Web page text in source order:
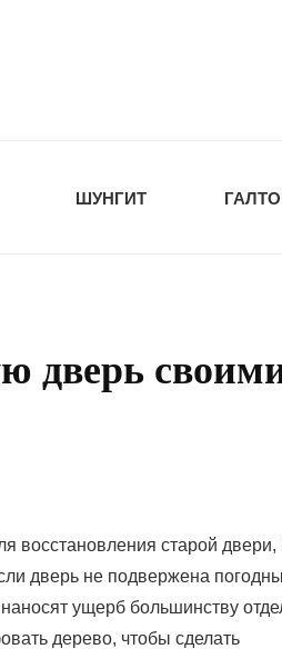
ШУНГИТ
дверь
восстановления старой
дверь не подвержена
ущерб большинству
дерево, чтобы сделать